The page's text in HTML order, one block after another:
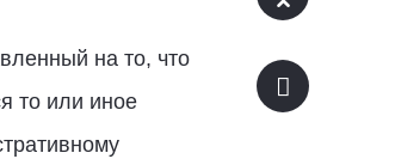
на то, что
то или иное